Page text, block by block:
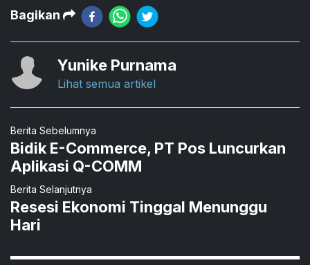
Bagikan
Yunike Purnama
Lihat semua artikel
Berita Sebelumnya
Bidik E-Commerce, PT Pos Luncurkan
Aplikasi Q-COMM
Berita Selanjutnya
Resesi Ekonomi Tinggal Menunggu
Hari